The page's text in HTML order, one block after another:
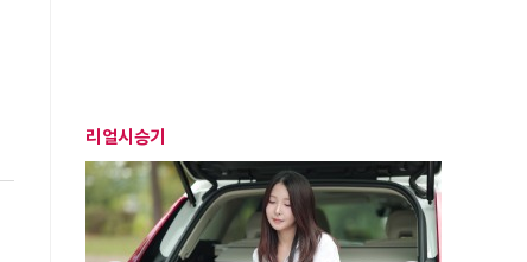
리얼시승기